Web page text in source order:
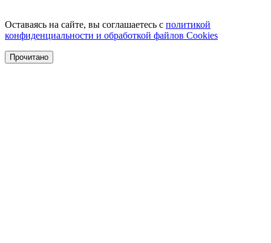
Оставаясь на сайте, вы соглашаетесь с политикой
конфиденциальности и обработкой файлов Cookies
Прочитано